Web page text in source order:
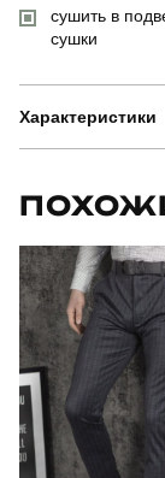
сушить в
сушки
Характеристики
Артикул
Призначення
Стиль
Сезон